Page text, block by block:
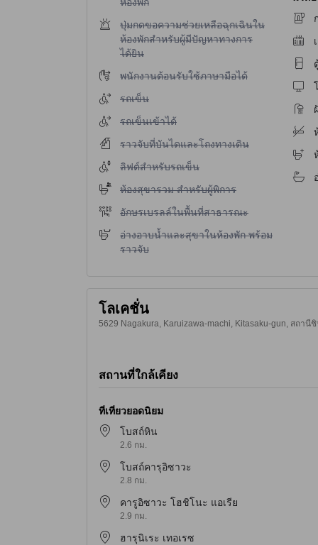
ไม่มีบริการปุ่มกดขอความช่วยเหลือฉุกเฉินในห้อ
ปุ่มกดขอความช่วยเหลือฉุกเฉินใน
ห้องพักสำหรับผู้มีปัญหาทางการ
ได้ยิน
ไม่มีบริการพนักงานต้อนรับใช้ภาษามือได้
พนักงานต้อนรับใช้ภาษามือได้
ไม่มีบริการรถเข็น
รถเข็น
ไม่มีบริการรถเข็นเข้าได้
รถเข็นเข้าได้
ไม่มีบริการราวจับที่บันไดและโถงทางเดิน
ราวจับที่บันไดและโถงทางเดิน
ไม่มีบริการลิฟต์สำหรับรถเข็น
ลิฟต์สำหรับรถเข็น
ไม่มีบริการห้องสุขารวม สำหรับผู้พิการ
ห้องสุขารวม สำหรับผู้พิการ
ไม่มีบริการอักษรเบรลล์ในพื้นที่สาธารณะ
อักษรเบรลล์ในพื้นที่สาธารณะ
ไม่มีบริการอ่างอาบน้ำและสุขาในห้องพัก พร้อมรา
อ่างอาบน้ำและสุขาในห้องพัก พร้อม
ราวจับ
โลเคชั่น
5629 Nagakura, Karuizawa-machi, Kitasaku-gun, สถา
สถานที่ใกล้เคียง
ที่เที่ยวยอดนิยม
โบสถ์หิน
2.6 กม.
โบสถ์คารุอิซาวะ
2.8 กม.
คารูอิซาวะ โฮชิโนะ แอเรีย
2.9 กม.
ฮารุนิเระ เทอเรซ